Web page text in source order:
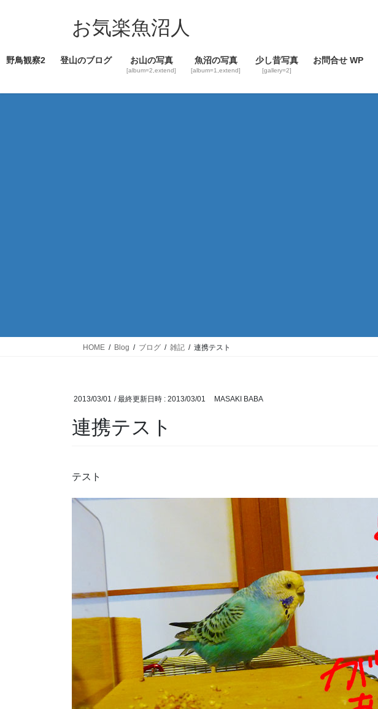
ツ
ス
シ
ン
お気楽魚沼人
野鳥観察2 登山のブログ お山の写真
[album=2,extend]
魚沼の写真
[album=1,extend]
少し昔写真
[gallery=2]
お問合せ WP
HOME Blog ブログ 雑記 連携テスト
2013/03/01 / 最終更新日時 : 2013/03/01 MASAKI BABA
連携テスト
テスト